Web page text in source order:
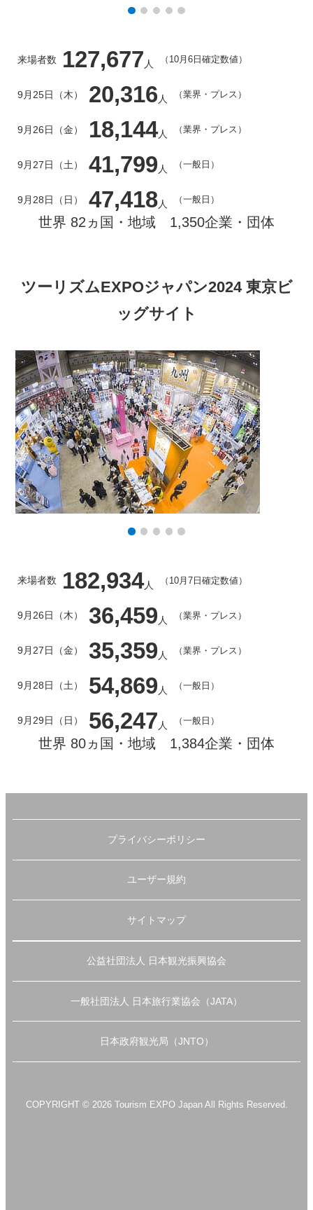
来場者数 127,677人 （10月6日確定数値）
9月25日（木） 20,316人 （業界・プレス）
9月26日（金） 18,144人 （業界・プレス）
9月27日（土） 41,799 人 （一般日）
9月28日（日） 47,418人 （一般日）
世界 82ヵ国・地域 1,350企業・団体
ツーリズムEXPOジャパン2024 東京ビ
ッグサイト
来場者数 182,934人 （10月7日確定数値）
9月26日（木） 36,459 人 （業界・プレス）
9月27日（金） 35,359 人 （業界・プレス）
9月28日（土） 54,869 人 （一般日）
9月29日（日） 56,247 人 （一般日）
世界 80ヵ国・地域 1,384企業・団体
プライバシーポリシー
ユーザー規約
サイトマップ
公益社団法人 日本観光振興協会
一般社団法人 日本旅行業協会（JATA）
日本政府観光局（JNTO）
COPYRIGHT © 2026 Tourism EXPO Japan All Rights Reserved.